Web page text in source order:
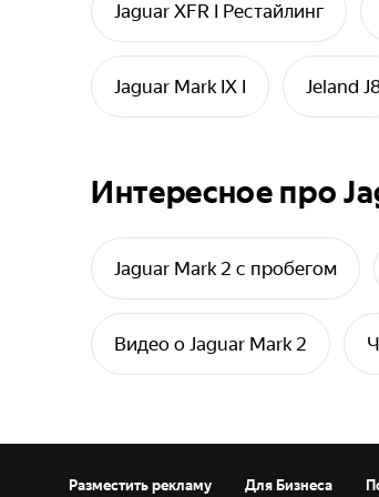
Jaguar XFR I Рестайлинг
Jaguar Mark IX I Jeland
Интересное про
Jaguar Mark 2 с пробегом
Видео о Jaguar Mark 2
Разместить рекламу Для Бизнеса